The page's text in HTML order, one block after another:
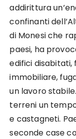
addirittura
confinanti
di Monesi che
paesi, ha
edifici
immobiliare,
un lavoro
terreni un
e castagneti.
seconde case